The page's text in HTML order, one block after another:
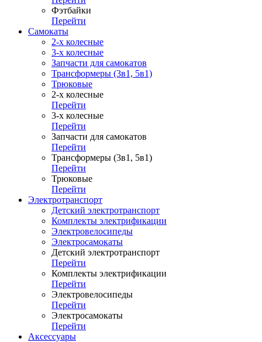
Фэтбайки
Перейти
Самокаты
2-х колесные
3-х колесные
Запчасти для самокатов
Трансформеры (3в1, 5в1)
Трюковые
2-х колесные
Перейти
3-х колесные
Перейти
Запчасти для самокатов
Перейти
Трансформеры (3в1, 5в1)
Перейти
Трюковые
Перейти
Электротранспорт
Детский электротранспорт
Комплекты электрификации
Электровелосипеды
Электросамокаты
Детский электротранспорт
Перейти
Комплекты электрификации
Перейти
Электровелосипеды
Перейти
Электросамокаты
Перейти
Аксессуары